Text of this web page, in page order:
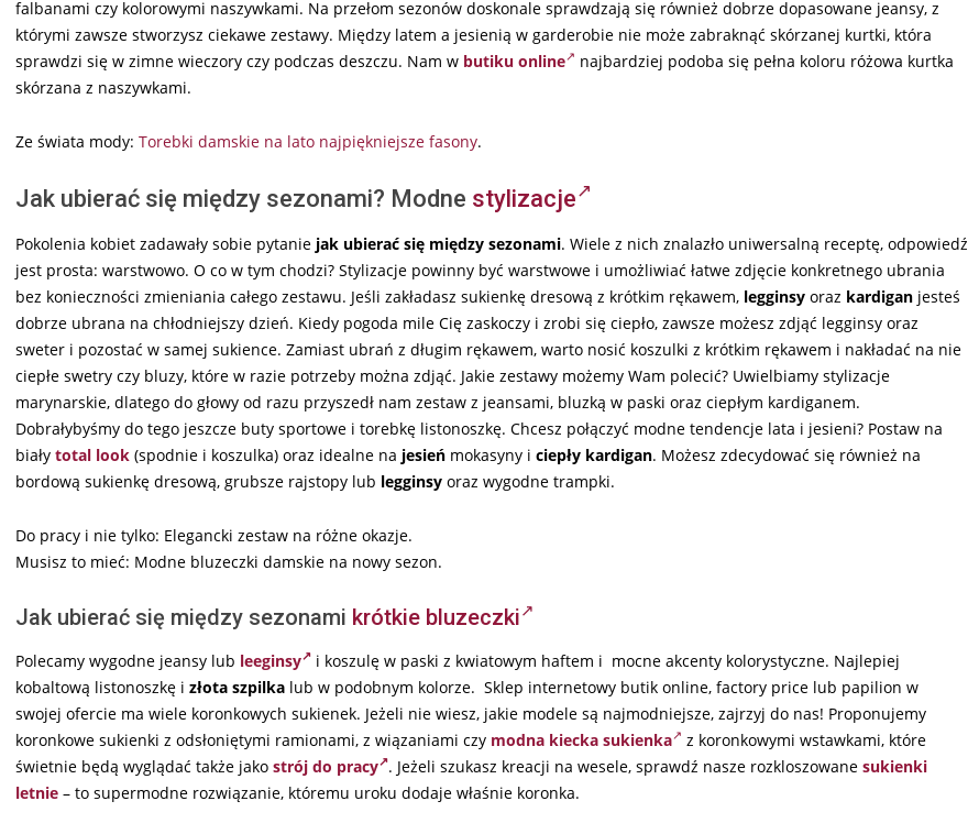
falbanami czy kolorowymi naszywkami. Na przełom sezonów doskonale sprawdzają się również dobrze dopasowane jeansy, z
którymi zawsze stworzysz ciekawe zestawy. Między latem a jesienią w garderobie nie może zabraknąć skórzanej kurtki, która
sprawdzi się w zimne wieczory czy podczas deszczu. Nam w butiku online
najbardziej podoba się pełna koloru różowa kurtka
skórzana z naszywkami.
Ze świata mody: Torebki damskie na lato najpiękniejsze fasony.
Jak ubierać się między sezonami? Modne stylizacje
Pokolenia kobiet zadawały sobie pytanie jak ubierać się między sezonami. Wiele z nich znalazło uniwersalną receptę, odpowiedź
jest prosta: warstwowo. O co w tym chodzi? Stylizacje powinny być warstwowe i umożliwiać łatwe zdjęcie konkretnego ubrania
bez konieczności zmieniania całego zestawu. Jeśli zakładasz sukienkę dresową z krótkim rękawem, legginsy oraz kardigan jesteś
dobrze ubrana na chłodniejszy dzień. Kiedy pogoda mile Cię zaskoczy i zrobi się ciepło, zawsze możesz zdjąć legginsy oraz
sweter i pozostać w samej sukience. Zamiast ubrań z długim rękawem, warto nosić koszulki z krótkim rękawem i nakładać na nie
ciepłe swetry czy bluzy, które w razie potrzeby można zdjąć. Jakie zestawy możemy Wam polecić? Uwielbiamy stylizacje
marynarskie, dlatego do głowy od razu przyszedł nam zestaw z jeansami, bluzką w paski oraz ciepłym kardiganem.
Dobrałybyśmy do tego jeszcze buty sportowe i torebkę listonoszkę. Chcesz połączyć modne tendencje lata i jesieni? Postaw na
biały total look (spodnie i koszulka) oraz idealne na jesień mokasyny i ciepły kardigan. Możesz zdecydować się również na
bordową sukienkę dresową, grubsze rajstopy lub legginsy oraz wygodne trampki.
Do pracy i nie tylko: Elegancki zestaw na różne okazje.
Musisz to mieć: Modne bluzeczki damskie na nowy sezon.
Jak ubierać się między sezonami krótkie bluzeczki
Polecamy wygodne jeansy lub leeginsy
i koszulę w paski z kwiatowym haftem i mocne akcenty kolorystyczne. Najlepiej
kobaltową listonoszkę i złota szpilka lub w podobnym kolorze. Sklep internetowy butik online, factory price lub papilion w
swojej ofercie ma wiele koronkowych sukienek. Jeżeli nie wiesz, jakie modele są najmodniejsze, zajrzyj do nas! Proponujemy
koronkowe sukienki z odsłoniętymi ramionami, z wiązaniami czy modna kiecka sukienka
z koronkowymi wstawkami, które
świetnie będą wyglądać także jako strój do pracy . Jeżeli szukasz kreacji na wesele, sprawdź nasze rozkloszowane sukienki
letnie – to supermodne rozwiązanie, któremu uroku dodaje właśnie koronka.